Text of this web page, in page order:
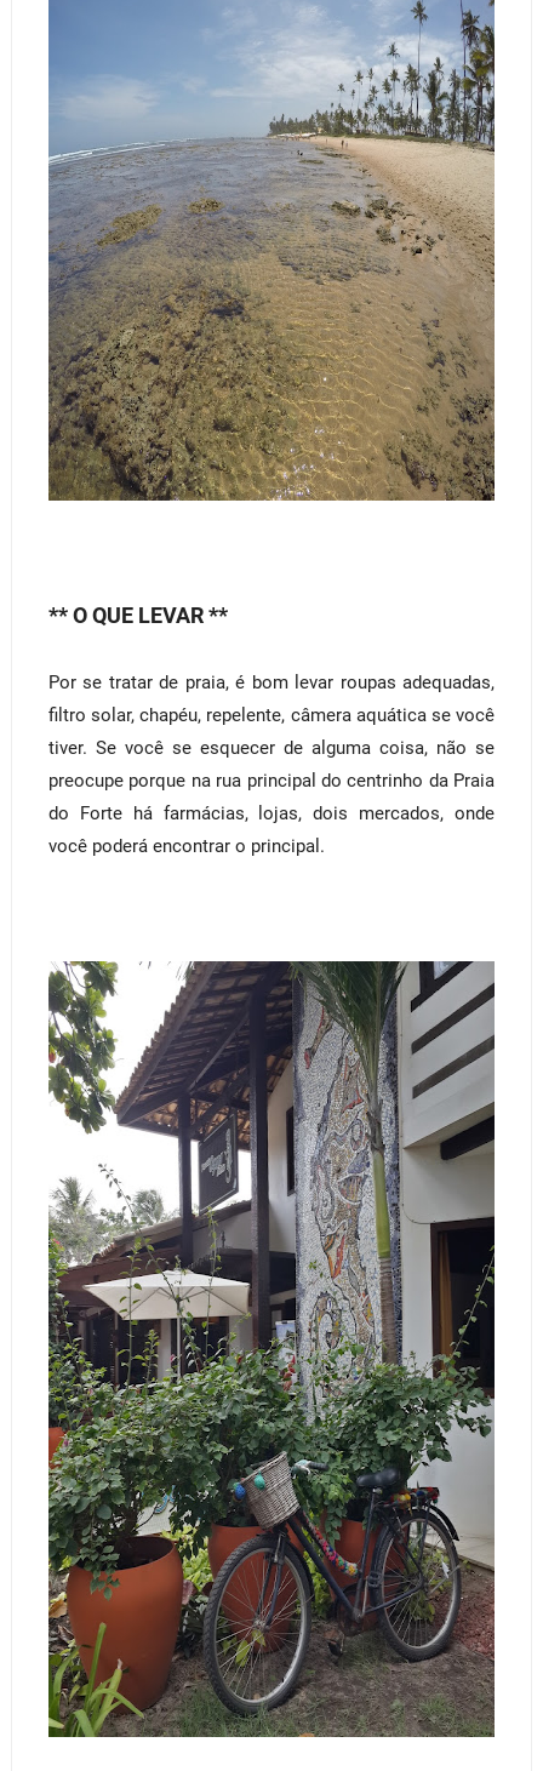
** O QUE LEVAR **
Por se tratar de praia, é bom levar roupas adequadas,
filtro solar, chapéu, repelente, câmera aquática se você
tiver. Se você se esquecer de alguma coisa, não se
preocupe porque na rua principal do centrinho da Praia
do Forte há farmácias, lojas, dois mercados, onde
você poderá encontrar o principal.